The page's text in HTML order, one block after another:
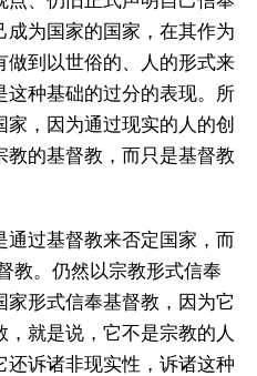
为国家的国家，在其作为
做到以世俗的、人的形式来
这种基础的过分的表现。所
，因为通过现实的人的创
的基督教，而只是基督教
通过基督教来否定国家，而
教。仍然以宗教形式信奉
形式信奉基督教，因为它
就是说，它不是宗教的人
还诉诸非现实性，诉诸这种